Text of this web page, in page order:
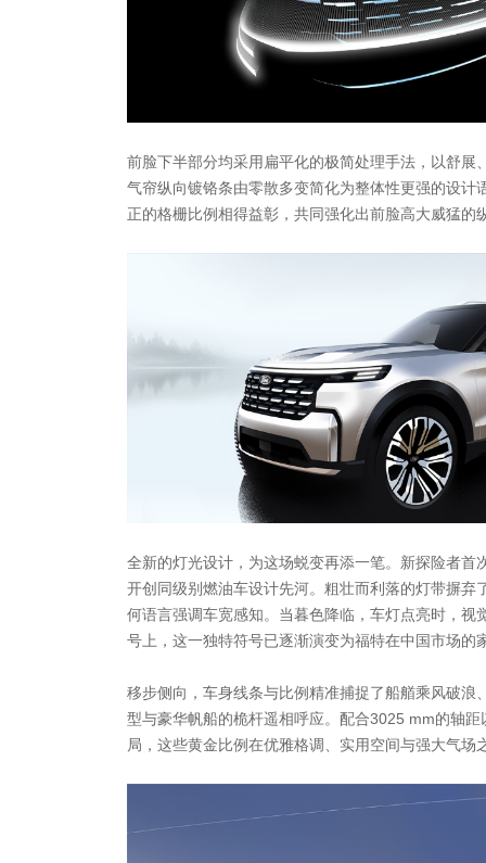
前脸下半部分均采用扁平化的极简处理手法，以舒展
气帘纵向镀铬条由零散多变简化为整体性更强的设计
正的格栅比例相得益彰，共同强化出前脸高大威猛的
全新的灯光设计，为这场蜕变再添一笔。新探险者首
开创同级别燃油车设计先河。粗壮而利落的灯带摒弃
何语言强调车宽感知。当暮色降临，车灯点亮时，视
号上，这一独特符号已逐渐演变为福特在中国市场的
移步侧向，车身线条与比例精准捕捉了船艏乘风破浪
型与豪华帆船的桅杆遥相呼应。配合3025 mm的轴
局，这些黄金比例在优雅格调、实用空间与强大气场